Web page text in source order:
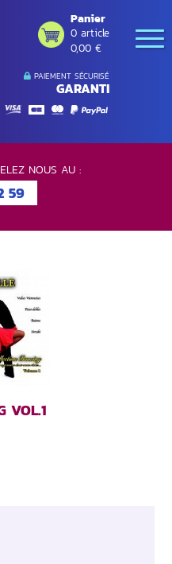
PAIEMENT SÉCURISÉ
GARANTI
Panier
0 article
0,00 €
NOUS AU :
59
VOL.1